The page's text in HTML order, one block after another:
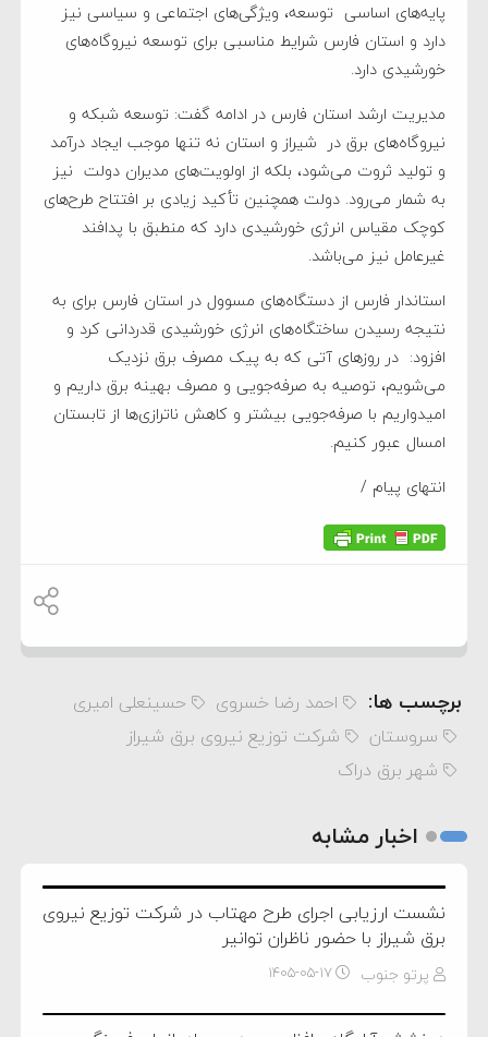
پایه‌های اساسی توسعه، ویژگی‌های اجتماعی و سیاسی نیز
دارد و استان فارس شرایط مناسبی برای توسعه نیروگاه‌های
خورشیدی دارد.
مدیریت ارشد استان فارس در ادامه گفت: توسعه شبکه و
نیروگاه‌های برق در شیراز و استان نه تنها موجب ایجاد درآمد
و تولید ثروت می‌شود، بلکه از اولویت‌های مدیران دولت نیز
به شمار می‌رود. دولت همچنین تأکید زیادی بر افتتاح طرح‌های
کوچک مقیاس انرژی خورشیدی دارد که منطبق با پدافند
غیرعامل نیز می‌باشد.
استاندار فارس از دستگاه‌های مسوول در استان فارس برای به
نتیجه رسیدن ساختگاه‌های انرژی خورشیدی قدردانی کرد و
افزود: در روزهای آتی که به پیک مصرف برق نزدیک
می‌شویم، توصیه به صرفه‌جویی و مصرف بهینه برق داریم و
امیدواریم با صرفه‌جویی بیشتر و کاهش ناترازی‌ها از تابستان
امسال عبور کنیم.
انتهای پیام /
برچسب ها: احمد رضا خسروی
حسینعلی امیری
سروستان
شرکت توزیع نیروی برق شیراز
شهر برق دراک
اخبار مشابه
نشست ارزیابی اجرای طرح مهتاب در شرکت توزیع نیروی
برق شیراز با حضور ناظران توانیر
پرتو جنوب ۱۴۰۵-۰۵-۱۷